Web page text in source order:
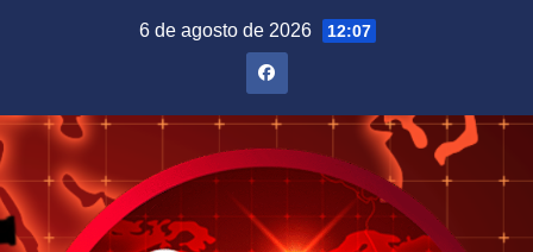
6 de agosto de 2026 12:07